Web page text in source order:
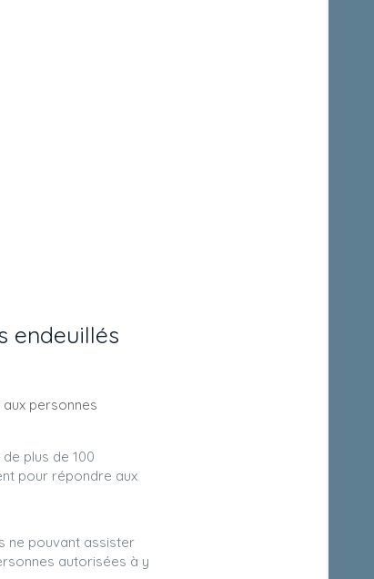
endeuillés
personnes
plus de 100
pour répondre aux
ne pouvant assister
autorisées à y